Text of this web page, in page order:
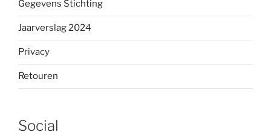
Gegevens Stichting
Jaarverslag 2024
Privacy
Retouren
Social